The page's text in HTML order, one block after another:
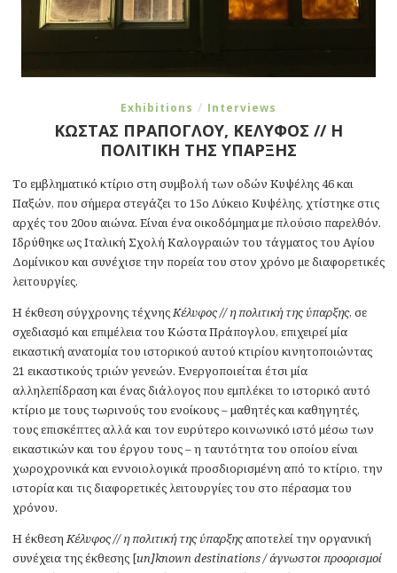
Exhibitions / Interviews
ΚΩΣΤΑΣ ΠΡΑΠΟΓΛΟΥ, ΚΕΛΥΦΟΣ // Η
ΠΟΛΙΤΙΚΗ ΤΗΣ ΥΠΑΡΞΗΣ
Το εμβληματικό κτίριο στη συμβολή των οδών Κυψέλης 46 και
Παξών, που σήμερα στεγάζει το 15ο Λύκειο Κυψέλης, χτίστηκε στις
αρχές του 20ου αιώνα. Είναι ένα οικοδόμημα με πλούσιο παρελθόν.
Ιδρύθηκε ως Ιταλική Σχολή Καλογραιών του τάγματος του Αγίου
Δομίνικου και συνέχισε την πορεία του στον χρόνο με διαφορετικές
λειτουργίες.
Η έκθεση σύγχρονης τέχνηςΚέλυφος // η πολιτική της ύπαρξης, σε
σχεδιασμό και επιμέλεια του Κώστα Πράπογλου, επιχειρεί μία
εικαστική ανατομία του ιστορικού αυτού κτιρίου κινητοποιώντας
21 εικαστικούς τριών γενεών. Ενεργοποιείται έτσι μία
αλληλεπίδραση και ένας διάλογος που εμπλέκει το ιστορικό αυτό
κτίριο με τους τωρινούς του ενοίκους – μαθητές και καθηγητές,
τους επισκέπτες αλλά και τον ευρύτερο κοινωνικό ιστό μέσω των
εικαστικών και του έργου τους – η ταυτότητα του οποίου είναι
χωροχρονικά και εννοιολογικά προσδιορισμένη από το κτίριο, την
ιστορία και τις διαφορετικές λειτουργίες του στο πέρασμα του
χρόνου.
Η έκθεσηΚέλυφος // η πολιτική της ύπαρξηςαποτελεί την οργανική
συνέχεια της έκθεσης [un]known destinations / άγνωστοι προορισμοί